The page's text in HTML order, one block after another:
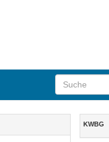
Inhalt
KWBG